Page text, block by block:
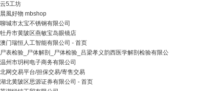
云5工坊
晨風好物 mbshop
聊城市太宝不锈钢有限公司
牡丹市黄陂区燕敏宝岛眼镜店
澳门瑞恒人工智能有限公司 - 首页
尸表检验_尸体解剖_尸体检验_吕梁孝义韵西医学解剖检验有限公
温州市玥柯电子商务有限公司
北网交易平台/担保交易/寄售交易
湖北黄陂区思源证券有限公司 - 首页